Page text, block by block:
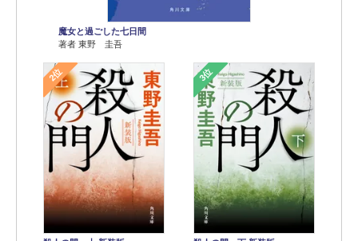
魔女と過ごした七日間
著者 東野 圭吾
2位 3位